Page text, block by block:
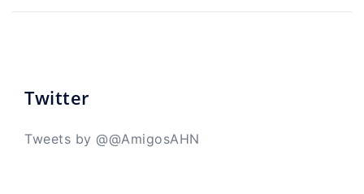
entradas
Twitter
Tweets by @@AmigosAHN